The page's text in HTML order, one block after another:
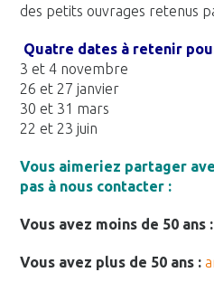
des petits ouvrages retenus
Quatre dates à retenir
3 et 4 novembre
26 et 27 janvier
30 et 31 mars
22 et 23 juin
Vous aimeriez partager
pas à nous contacter :
Vous avez moins de 50 ans
Vous avez plus de 50 ans :